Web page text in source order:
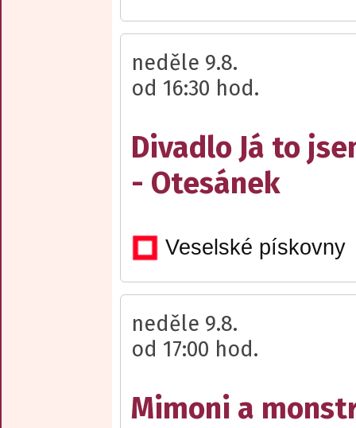
neděle 9.8.
od 16:30 hod.
Divadlo Já to
- Otesánek
Veselské pískovny
neděle 9.8.
od 17:00 hod.
Mimoni a